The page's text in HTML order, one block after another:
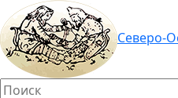
Северо-